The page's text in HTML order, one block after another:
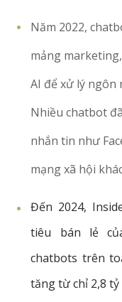
Năm 2022,
mảng
AI để xử lý ngôn
Nhiều chatbot
nhắn tin như
mạng xã hội
Đến 2024,
tiêu bán lẻ
chatbots trên
tăng từ chỉ 2,8 tỷ